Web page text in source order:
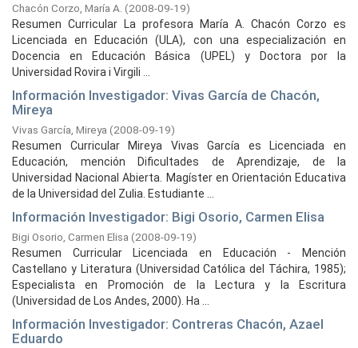
Chacón Corzo, María A. (2008-09-19)
Resumen Curricular La profesora María A. Chacón Corzo es
Licenciada en Educación (ULA), con una especialización en
Docencia en Educación Básica (UPEL) y Doctora por la
Universidad Rovira i Virgili ...
Información Investigador: Vivas García de Chacón,
Mireya
Vivas García, Mireya (2008-09-19)
Resumen Curricular Mireya Vivas García es Licenciada en
Educación, mención Dificultades de Aprendizaje, de la
Universidad Nacional Abierta. Magíster en Orientación Educativa
de la Universidad del Zulia. Estudiante ...
Información Investigador: Bigi Osorio, Carmen Elisa
Bigi Osorio, Carmen Elisa (2008-09-19)
Resumen Curricular Licenciada en Educación - Mención
Castellano y Literatura (Universidad Católica del Táchira, 1985);
Especialista en Promoción de la Lectura y la Escritura
(Universidad de Los Andes, 2000). Ha ...
Información Investigador: Contreras Chacón, Azael
Eduardo